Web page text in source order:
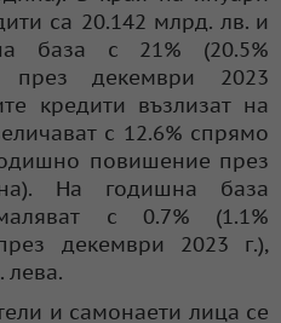
са 20.142 млрд. лв. и
база с 21% (20.5%
през декември 2023
кредити възлизат на
с 12.6% спрямо
повишение през
На годишна база
с 0.7% (1.1%
декември 2023 г.),
лева.
и самонаети лица се